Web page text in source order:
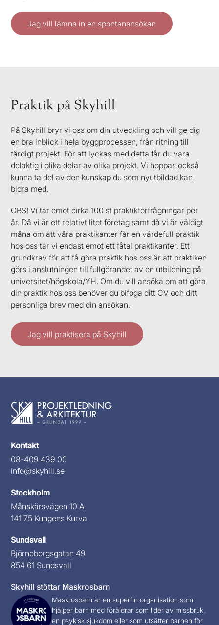
Jag vill lämna in en spontanansökan
Praktik på Skyhill
På Skyhill bryr vi oss om din utveckling och vill ge dig
en bra inblick i hela byggprocessen, från ritning till
färdigt projekt. För att lyckas med detta får du vara
delaktig i olika delar av olika projekt. Vi hoppas också
kunna ta del av den kunskap du som nyutbildad kan
bidra med.
OBS! Vi tar emot cirka 100 st praktikförfrågningar per
år. Då vi är ett relativt litet företag samt då vi är väldigt
måna om att våra praktikanter får en värdefull praktik
hos oss tar vi endast emot ett fåtal praktikanter. Ett
grundkrav för att få göra praktik hos oss är att praktiken
görs i anslutningen till fullgörandet av en utbildning på
universitet/högskola/YH. Om du vill ansöka om att göra
din praktik hos oss behöver du bifoga ditt CV och ditt
personliga brev med din ansökan.
Jag vill praktisera på Skyhill
Kontakt
08-409 439 00
info@skyhill.se
Stockholm
Månskärsvägen 10 A
141 75 Kungens Kurva
Sundsvall
Björneborgsgatan 49
854 61 Sundsvall
Skyhill stöttar Maskrosbarn
Maskrosbarn är en superfin organisation som
hjälper barn med föräldrar som lider av missbruk,
en psykisk sjukdom eller som utsätter barnen för